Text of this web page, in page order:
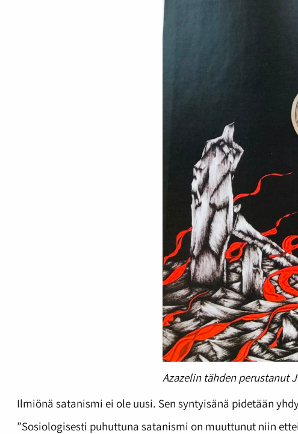
Azazelin tähden perustanut
Ilmiönä satanismi ei ole uusi. Sen syntyisänä pidetään
”Sosiologisesti puhuttuna satanismi on muuttunut niin